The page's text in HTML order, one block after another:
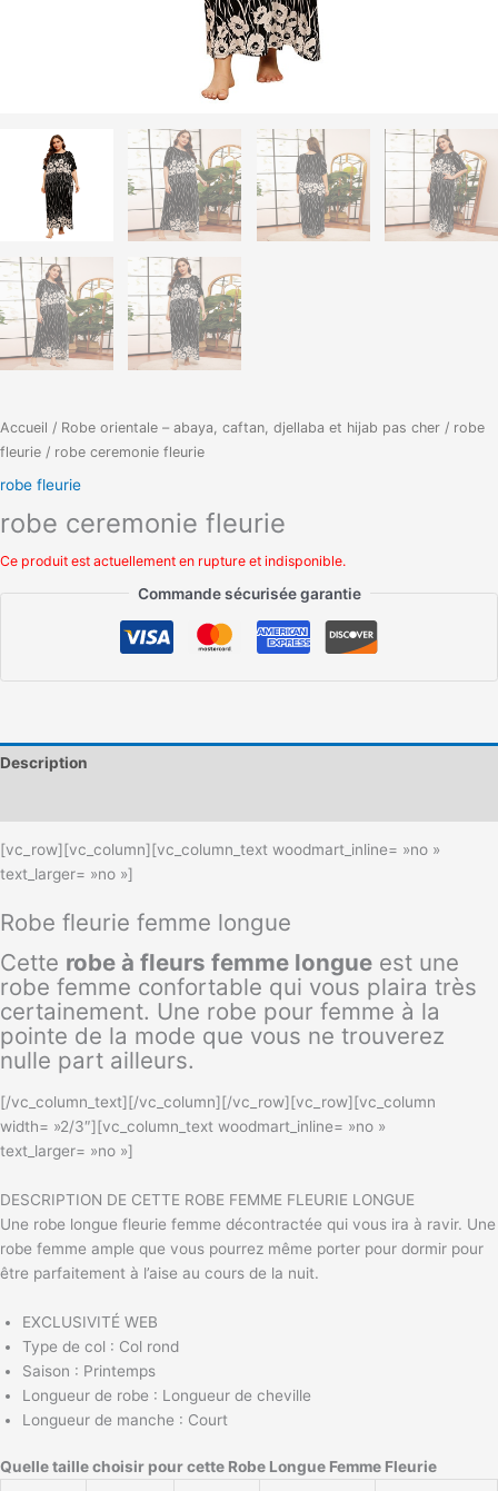
Accueil / Robe orientale – abaya, caftan, djellaba et hijab pas cher / robe
fleurie / robe ceremonie fleurie
robe fleurie
robe ceremonie fleurie
Ce produit est actuellement en rupture et indisponible.
Commande sécurisée garantie
Description
[vc_row][vc_column][vc_column_text woodmart_inline= »no »
text_larger= »no »]
Robe fleurie femme longue
Cette robe à fleurs femme longue est une
robe femme confortable qui vous plaira très
certainement. Une robe pour femme à la
pointe de la mode que vous ne trouverez
nulle part ailleurs.
[/vc_column_text][/vc_column][/vc_row][vc_row][vc_column
width= »2/3″][vc_column_text woodmart_inline= »no »
text_larger= »no »]
DESCRIPTION DE CETTE ROBE FEMME FLEURIE LONGUE
Une robe longue fleurie femme décontractée qui vous ira à ravir. Une
robe femme ample que vous pourrez même porter pour dormir pour
être parfaitement à l’aise au cours de la nuit.
EXCLUSIVITÉ WEB
Type de col : Col rond
Saison : Printemps
Longueur de robe : Longueur de cheville
Longueur de manche : Court
Quelle taille choisir pour cette Robe Longue Femme Fleurie